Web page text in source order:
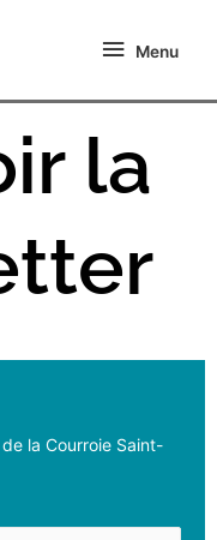
Menu
la
la Courroie Saint-